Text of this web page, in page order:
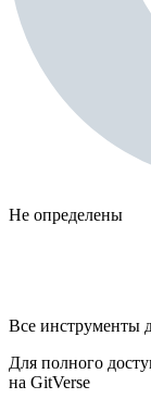
Не определены
Все инструменты
Для полного
на GitVerse